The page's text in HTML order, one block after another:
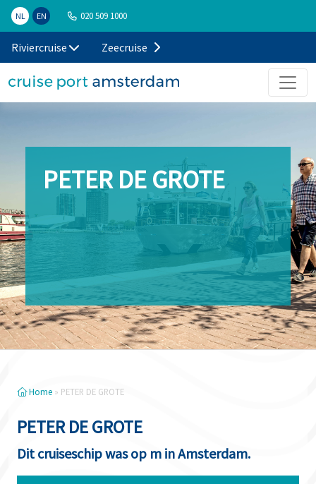
NL EN 020 509 1000
Riviercruise Zeecruise
PETER DE GROTE
Home » PETER DE GROTE
PETER DE GROTE
Dit cruiseschip was op m in Amsterdam.